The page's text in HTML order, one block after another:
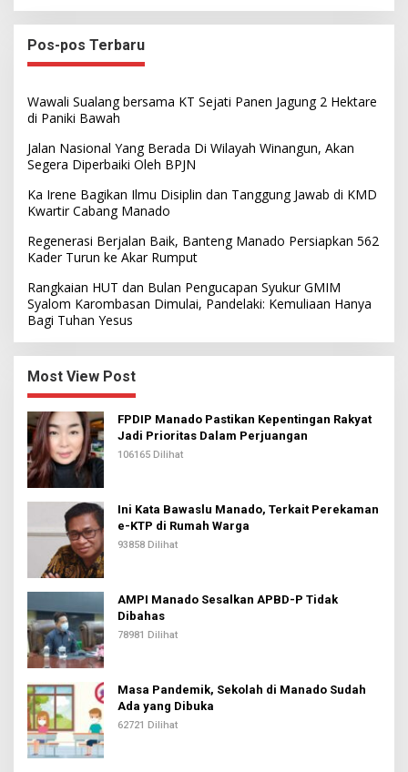
Pos-pos Terbaru
Wawali Sualang bersama KT Sejati Panen Jagung 2 Hektare
di Paniki Bawah
Jalan Nasional Yang Berada Di Wilayah Winangun, Akan
Segera Diperbaiki Oleh BPJN
Ka Irene Bagikan Ilmu Disiplin dan Tanggung Jawab di KMD
Kwartir Cabang Manado
Regenerasi Berjalan Baik, Banteng Manado Persiapkan 562
Kader Turun ke Akar Rumput
Rangkaian HUT dan Bulan Pengucapan Syukur GMIM
Syalom Karombasan Dimulai, Pandelaki: Kemuliaan Hanya
Bagi Tuhan Yesus
Most View Post
FPDIP Manado Pastikan Kepentingan Rakyat
Jadi Prioritas Dalam Perjuangan
106165 Dilihat
Ini Kata Bawaslu Manado, Terkait Perekaman
e-KTP di Rumah Warga
93858 Dilihat
AMPI Manado Sesalkan APBD-P Tidak
Dibahas
78981 Dilihat
Masa Pandemik, Sekolah di Manado Sudah
Ada yang Dibuka
62721 Dilihat